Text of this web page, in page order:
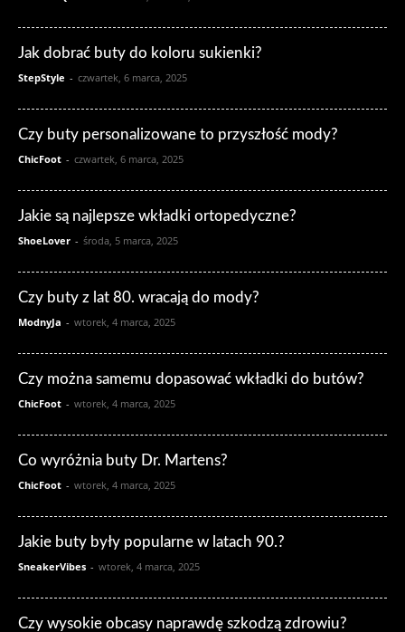
Jak dobrać buty do koloru sukienki?
StepStyle - czwartek, 6 marca, 2025
Czy buty personalizowane to przyszłość mody?
ChicFoot - czwartek, 6 marca, 2025
Jakie są najlepsze wkładki ortopedyczne?
ShoeLover - środa, 5 marca, 2025
Czy buty z lat 80. wracają do mody?
ModnyJa - wtorek, 4 marca, 2025
Czy można samemu dopasować wkładki do butów?
ChicFoot - wtorek, 4 marca, 2025
Co wyróżnia buty Dr. Martens?
ChicFoot - wtorek, 4 marca, 2025
Jakie buty były popularne w latach 90.?
SneakerVibes - wtorek, 4 marca, 2025
Czy wysokie obcasy naprawdę szkodzą zdrowiu?